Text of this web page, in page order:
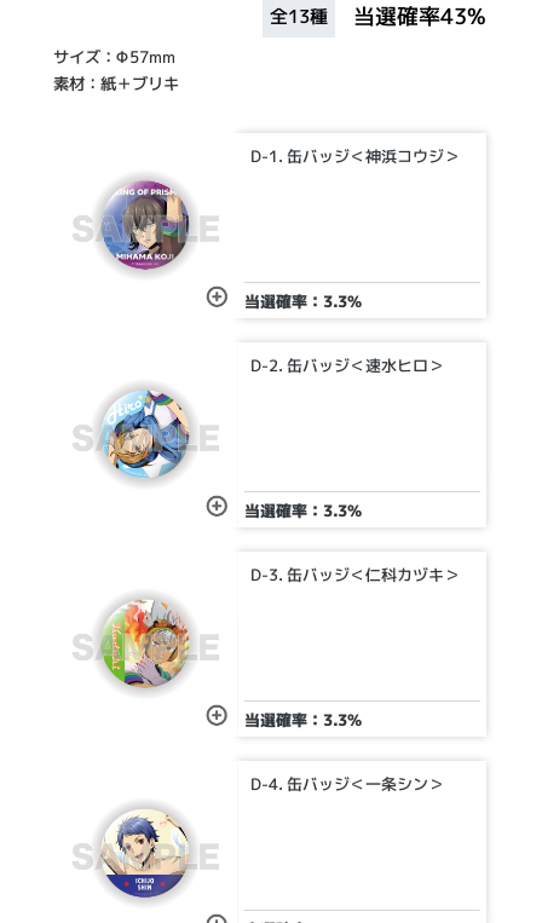
全13種 当選確率43%
サイズ：Φ57mm
素材：紙＋ブリキ
当選確率：3.3%
D-1. 缶バッジ＜神浜コウジ＞
当選確率：3.3%
D-2. 缶バッジ＜速水ヒロ＞
当選確率：3.3%
D-3. 缶バッジ＜仁科カヅキ＞
D-4. 缶バッジ＜一条シン＞